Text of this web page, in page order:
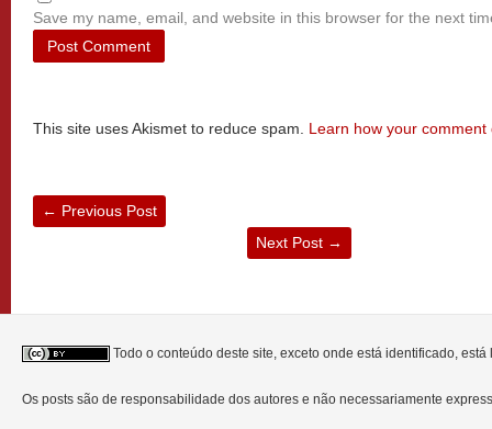
Save my name, email, and website in this browser for the next
This site uses Akismet to reduce spam. Learn how your
← Previous Post
Next Post →
Todo o conteúdo deste site, exceto onde está identificado,
Os posts são de responsabilidade dos autores e não necessariamente